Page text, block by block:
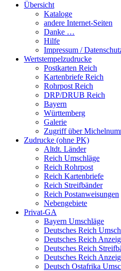
Übersicht
Kataloge
andere Internet-Seiten
Danke …
Hilfe
Impressum /
Wertstempelzudrucke
Postkarten Reich
Kartenbriefe Reich
Rohrpost Reich
DRP/DRUB Reich
Bayern
Württemberg
Galerie
Zugriff über
Zudrucke (ohne PK)
Altdt. Länder
Reich Umschläge
Reich Rohrpost
Reich Kartenbriefe
Reich Streifbänder
Reich Postanweisungen
Nebengebiete
Privat-GA
Bayern Umschläge
Deutsches Reich
Deutsches Reich
Deutsches Reich
Deutsches Reich
Deutsch Ostafrika